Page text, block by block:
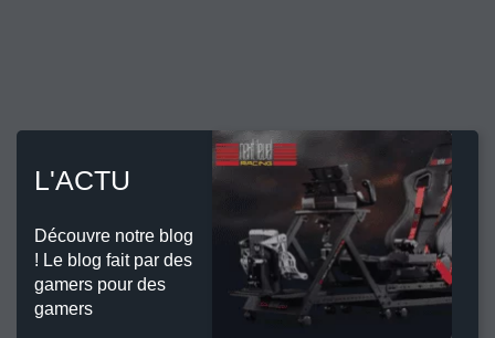
L'ACTU
Découvre notre blog
! Le blog fait par des
gamers pour des
gamers